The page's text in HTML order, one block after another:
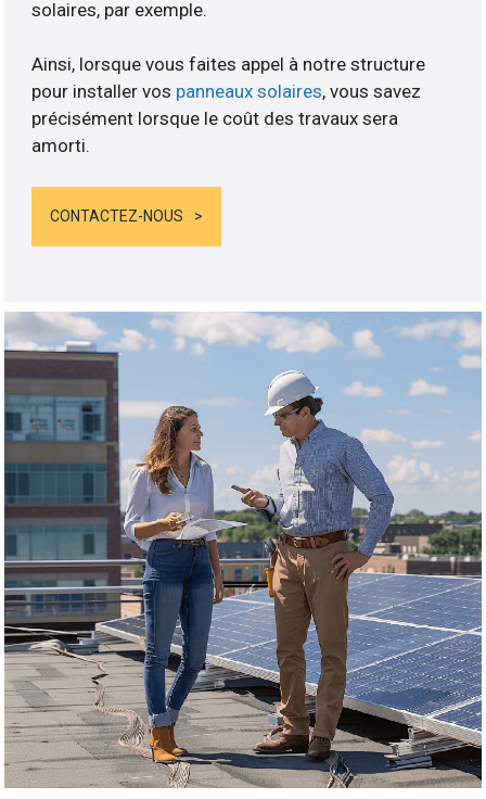
solaires, par exemple.
Ainsi, lorsque vous faites appel à notre structure
pour installer vos panneaux solaires, vous savez
précisément lorsque le coût des travaux sera
amorti.
CONTACTEZ-NOUS